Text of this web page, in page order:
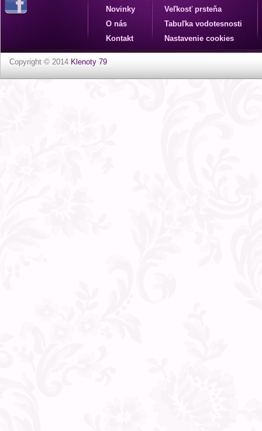
Novinky
O nás
Kontakt
Veľkosť prsteňa
Tabuľka vodotesnosti
Nastavenie cookies
Copyright © 2014 Klenoty 79